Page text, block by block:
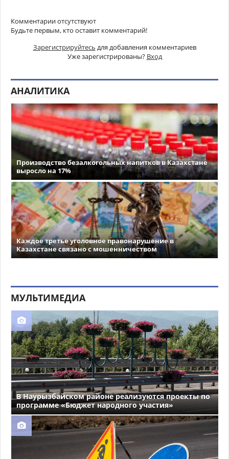
Комментарии отсутствуют
Будьте первым, кто оставит комментарий!
Зарегистрируйтесь для добавления комментариев
Уже зарегистрированы? Вход
АНАЛИТИКА
Производство безалкогольных напитков в Казахстане
выросло на 17%
Каждое третье уголовное правонарушение в
Казахстане связано с мошенничеством
МУЛЬТИМЕДИА
В Наурызбайском районе реализуются проекты по
программе «Бюджет народного участия»